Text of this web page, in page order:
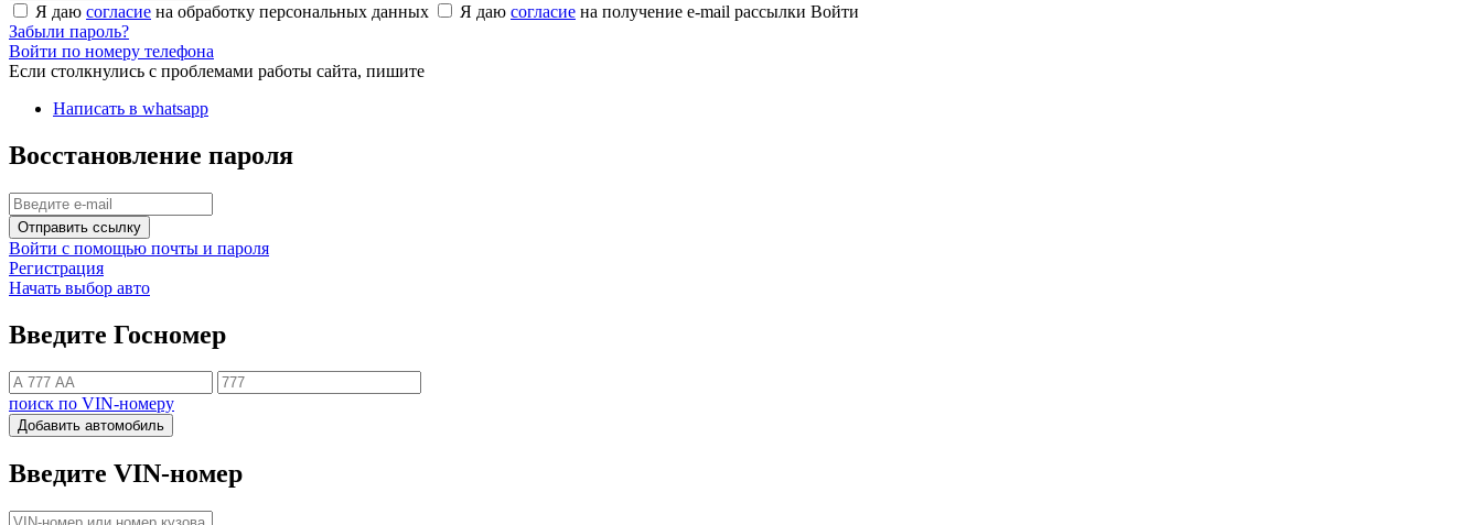
Я даю согласие на обработку персональных данных Я даю согласие на получение e-mail рассылки Войти
Забыли пароль?
Войти по номеру телефона
Если столкнулись с проблемами работы сайта, пишите
Написать в whatsapp
Восстановление пароля
Отправить ссылку
Войти с помощью почты и пароля
Регистрация
Начать выбор авто
Введите Госномер
поиск по VIN-номеру
Добавить автомобиль
Введите VIN-номер